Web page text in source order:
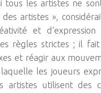
tous les artistes ne
des artistes »,
et
règles strictes ; il
et réagir aux
les joueurs
artistes utilisent